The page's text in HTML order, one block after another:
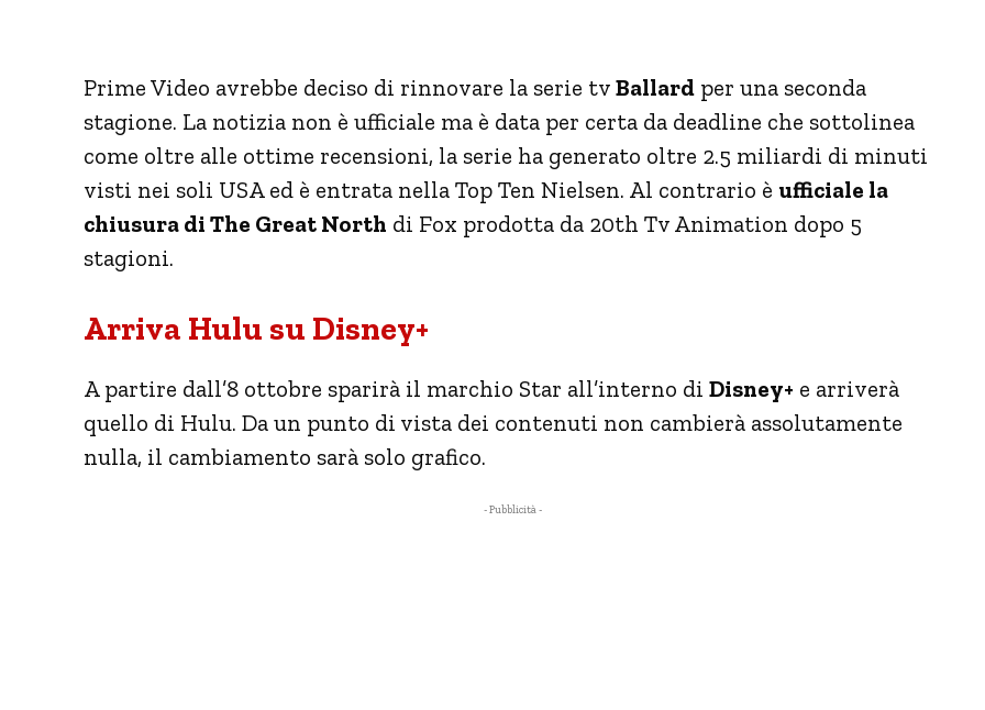
Prime Video avrebbe deciso di rinnovare la serie tv Ballard per una seconda
stagione. La notizia non è ufficiale ma è data per certa da deadline che sottolinea
come oltre alle ottime recensioni, la serie ha generato oltre 2.5 miliardi di minuti
visti nei soli USA ed è entrata nella Top Ten Nielsen. Al contrario è ufficiale la
chiusura di The Great North di Fox prodotta da 20th Tv Animation dopo 5
stagioni.
Arriva Hulu su Disney+
A partire dall’8 ottobre sparirà il marchio Star all’interno di Disney+ e arriverà
quello di Hulu. Da un punto di vista dei contenuti non cambierà assolutamente
nulla, il cambiamento sarà solo grafico.
- Pubblicità -